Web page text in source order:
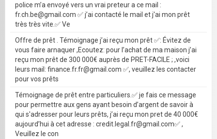
police m’a envoyé vers un vrai preteur a ce mail :
fr.ch.be@gmail.com ✅ j’ai contacté le mail et j'ai mon prêt
très très vite.✅ Ve
Offre de prêt . Témoignage j’ai reçu mon prêt ✅: Évitez de
vous faire arnaquer ,Ecoutez: pour l’achat de ma maison j’ai
reçu mon prêt de 300 000€ auprès de PRET-FACILE ; ,voici
leurs mail: finance.fr.fr@gmail.com ✅, veuillez les contacter
pour vos prêts
Témoignage de prêt entre particuliers.✅ je fais ce message
pour permettre aux gens ayant besoin d’argent de savoir à
qui s'adresser pour leurs prêts, j’ai reçu mon pret de 40 000€
aujourd’hui à cet adresse : credit.legal.fr@gmail.com✅ ,
Veuillez le con